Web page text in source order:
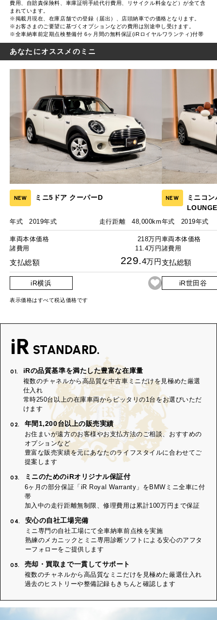
費用、自賠責保険料、車庫証明手続代行費用、リサイクル料金など）が全て含
まれています。
※掲載月現在、在庫店舗での登録（届出）、店頭納車での価格となります。
※お客さまのご要望に基づくオプションなどの費用は別途申し受けます。
※全車納車前定期点検整備付 6ヶ月間の無料保証(iRロイヤルワランティ)付帯
あなたにオススメのミニ
NEW ミニ5ドア クーパーD
年式 2019年式 走行距離 48,000km
車両本体価格
218万円
諸費用
11.4万円
支払総額 229.4万円
iR横浜
NEW
ミニコ
年式 2019年式
車両本体価格
諸費用
支払総額
iR世田谷
表示価格はすべて税込価格です
iR STANDARD.
01. iRの品質基準を満たした豊富な在庫量
複数のチャネルから高品質な中古車ミニだけを見極めた厳選
仕入れ
常時250台以上の在庫車両からピッタリの1台をお選びいただ
けます
02. 年間1,200台以上の販売実績
お住まいが遠方のお客様やお支払方法のご相談、おすすめの
オプションなど
豊富な販売実績を元にあなたのライフスタイルに合わせてご
提案します
03. ミニのためのiRオリジナル保証付
6ヶ月の部分保証「iR Royal Warranty」をBMWミニ全車に付
帯
加入中の走行距離無制限、修理費用は累計100万円まで保証
04. 安心の自社工場完備
ミニ専門の自社工場にて全車納車前点検を実施
熟練のメカニックとミニ専用診断ソフトによる安心のアフタ
ーフォローをご提供します
05. 売却・買取まで一貫してサポート
複数のチャネルから高品質なミニだけを見極めた厳選仕入れ
過去のヒストリーや整備記録もきちんと確認します